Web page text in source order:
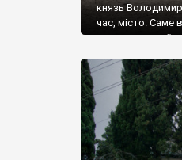
князь Володимир
час, місто. Саме
диктувати свої
Херсонесі
християнином. А
Херсонесу